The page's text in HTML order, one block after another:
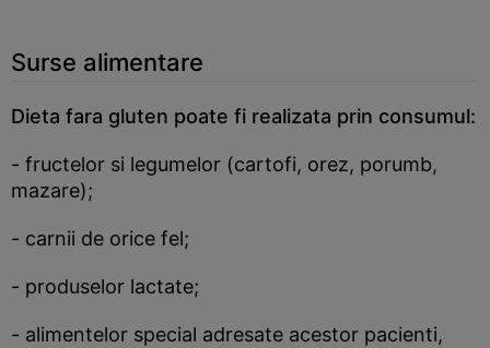
Surse alimentare
Dieta fara gluten poate fi realizata prin consumul:
- fructelor si legumelor (cartofi, orez, porumb,
mazare);
- carnii de orice fel;
- produselor lactate;
- alimentelor special adresate acestor pacienti,